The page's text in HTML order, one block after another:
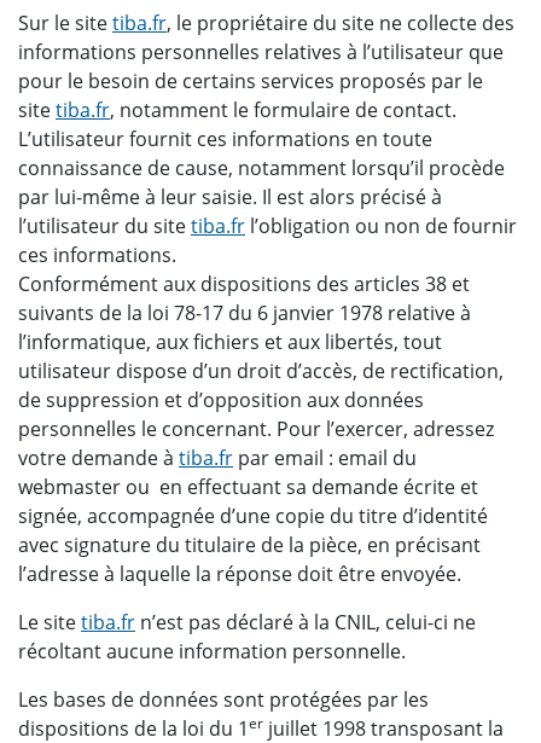
Sur le sitetiba.fr, le propriétaire du site ne collecte des
informations personnelles relatives à l’utilisateur que
pour le besoin de certains services proposés par le
sitetiba.fr, notamment le formulaire de contact.
L’utilisateur fournit ces informations en toute
connaissance de cause, notamment lorsqu’il procède
par lui-même à leur saisie. Il est alors précisé à
l’utilisateur du sitetiba.fr l’obligation ou non de fournir
ces informations.
Conformément aux dispositions des articles 38 et
suivants de la loi 78-17 du 6 janvier 1978 relative à
l’informatique, aux fichiers et aux libertés, tout
utilisateur dispose d’un droit d’accès, de rectification,
de suppression et d’opposition aux données
personnelles le concernant. Pour l’exercer, adressez
votre demande à tiba.fr par email : email du
webmaster ou en effectuant sa demande écrite et
signée, accompagnée d’une copie du titre d’identité
avec signature du titulaire de la pièce, en précisant
l’adresse à laquelle la réponse doit être envoyée.
Le sitetiba.fr n’est pas déclaré à la CNIL, celui-ci ne
récoltant aucune information personnelle.
Les bases de données sont protégées par les
dispositions de la loi du 1er juillet 1998 transposant la